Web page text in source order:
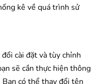
kê về quá trình sử
cài đặt và tùy chỉnh
sẽ cần thực hiện thông
có thể thay đổi tên